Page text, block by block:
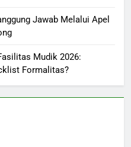
Jawab Melalui Apel
Mudik 2026:
Formalitas?